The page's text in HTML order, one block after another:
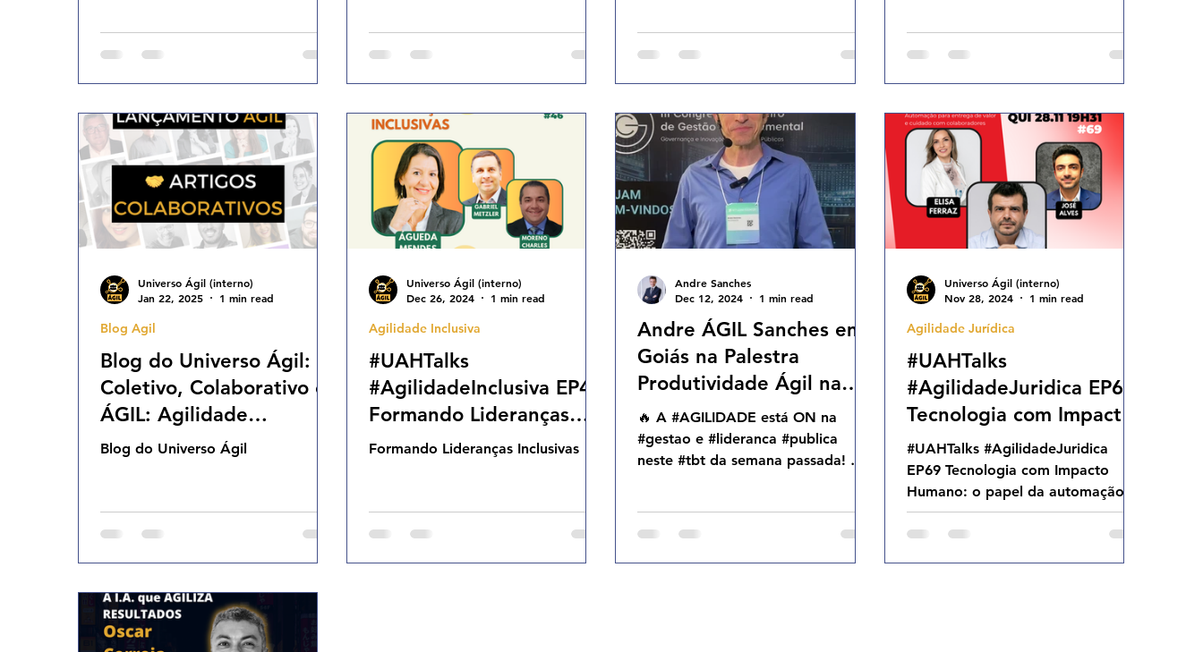
Blog do Universo Ágil:
Coletivo, Colaborativo e
ÁGIL: Agilidade
Imparável!
Blog do Universo Ágil
Blog Agil
Universo Ágil (interno)
Jan 22, 2025
1 min read
#UAHTalks
#AgilidadeInclusiva EP46
Formando Lideranças
Inclusivas QUI 26.12.24
Formando Lideranças Inclusivas
Agilidade Inclusiva
Universo Ágil (interno)
Dec 26, 2024
1 min read
Andre ÁGIL Sanches em
Goiás na Palestra
Produtividade Ágil na
Administração Pública
05.12.24
🔥 A #AGILIDADE está ON na
#gestao e #lideranca #publica
neste #tbt da semana passada! 🥰
Andre Sanches
Dec 12, 2024
1 min read
#UAHTalks
#AgilidadeJuridica EP69
Tecnologia com Impacto
Humano: o papel da
automação na entrega
de valor QUI 28.11.24
#UAHTalks #AgilidadeJuridica
EP69 Tecnologia com Impacto
Humano: o papel da automação na
entrega de valor QUI 28.11.24
19h31
Agilidade Jurídica
Universo Ágil (interno)
Nov 28, 2024
1 min read